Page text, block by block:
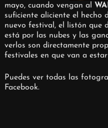
mayo, cuando vengan al
suficiente aliciente el hecho
nuevo festival, el listón que
está por las nubes y las
verlos son directamente
festivales en que van a
Puedes ver todas las
Facebook.